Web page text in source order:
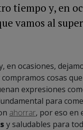
tiempo y, en
vamos al
ocasiones,
cosas
expresiones
para
ahorrar, por eso en
y saludables para